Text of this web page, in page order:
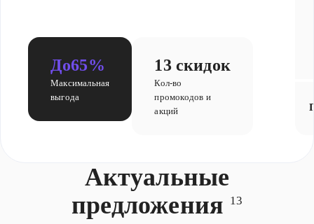
До65%
Максимальная
выгода
13 скидок
Кол-во
промокодов и
акций
Актуальные
предложения 13